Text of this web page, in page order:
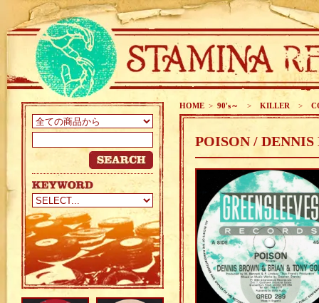
HOME > 90's～ > KILLER >
POISON /